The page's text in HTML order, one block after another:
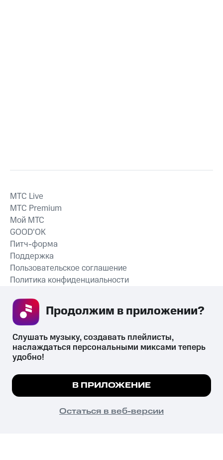
СКАЧАТЬ ПРИЛОЖЕНИЕ
MTС Live
MTС Premium
Мой МТС
GOOD’OK
Питч-форма
Поддержка
Пользовательское соглашение
Политика конфиденциальности
психотропных веществ, их аналогов причиняет вред здоровью,
их незаконный оборот запрещён и влечёт установленную
законодательством ответственность.
© 2026 ООО «КИОН».
Все права защищены
Мы используем куки, чтобы на сайте все
Подробнее
ПОНЯТНО
Слушать музыку, создавать плейлисты,
наслаждаться персональными миксами теперь
удобно!
В ПРИЛОЖЕНИЕ
Остаться в веб-версии